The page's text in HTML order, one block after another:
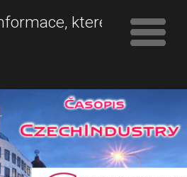
které